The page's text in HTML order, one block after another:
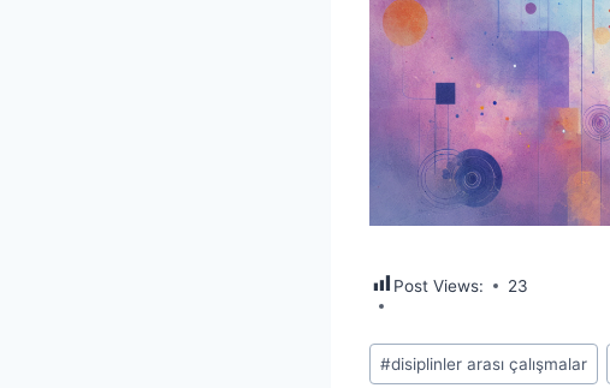
Post Views: 23
Post
Tags:
#disiplinler arası çalışmalar